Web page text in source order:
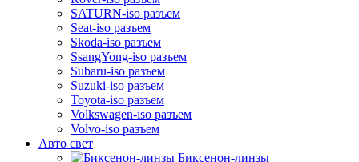
SATURN-iso разъем
Seat-iso разъем
Skoda-iso разъем
SsangYong-iso разъем
Subaru-iso разъем
Suzuki-iso разъем
Toyota-iso разъем
Volkswagen-iso разъем
Volvo-iso разъем
Авто свет
Биксенон-линзы